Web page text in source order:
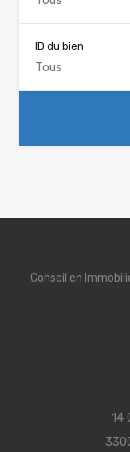
ID du bien
Conseil en
14